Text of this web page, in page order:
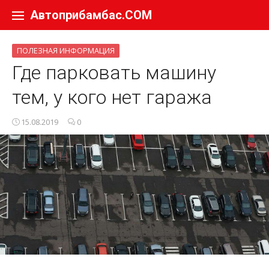
Автоприбамбас.COM
ПОЛЕЗНАЯ ИНФОРМАЦИЯ
Где парковать машину
тем, у кого нет гаража
15.08.2019 0